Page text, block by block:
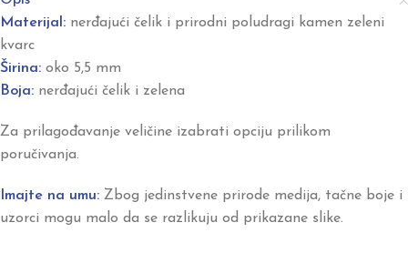
Materijal: nerđajući čelik i prirodni poludragi kamen zeleni
kvarc
Širina: oko 5,5 mm
Boja: nerđajući čelik i zelena
Za prilagođavanje veličine izabrati opciju prilikom
poručivanja.
Imajte na umu: Zbog jedinstvene prirode medija, tačne boje i
uzorci mogu malo da se razlikuju od prikazane slike.